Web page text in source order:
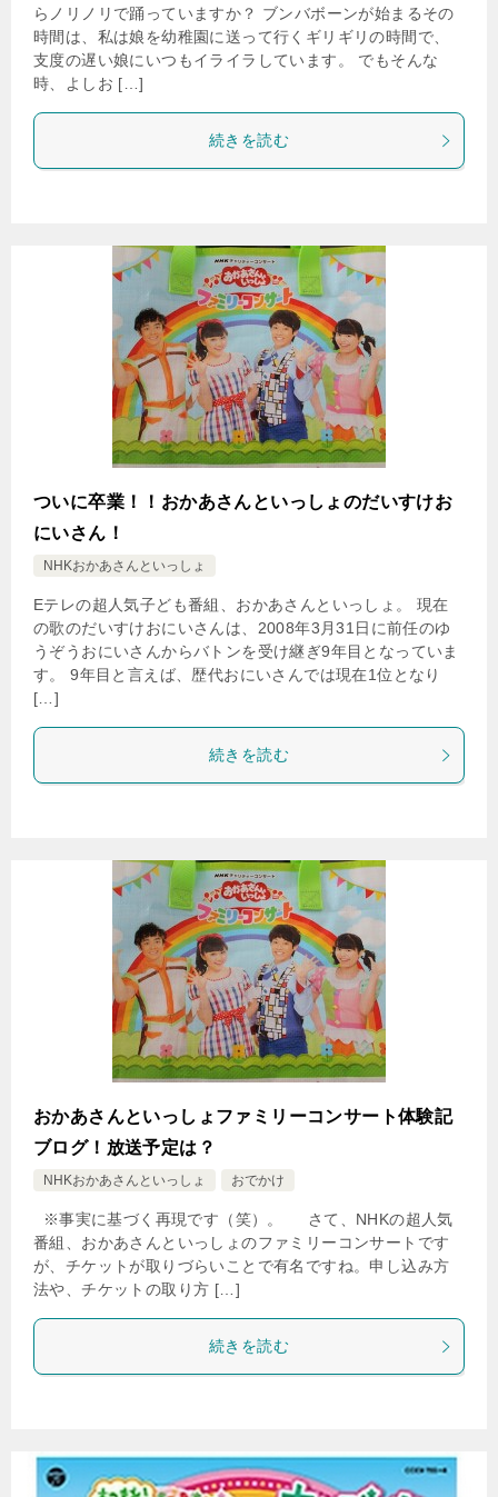
らノリノリで踊っていますか？ ブンバボーンが始まるその
時間は、私は娘を幼稚園に送って行くギリギリの時間で、
支度の遅い娘にいつもイライラしています。 でもそんな
時、よしお […]
続きを読む
ついに卒業！！おかあさんといっしょのだいすけお
にいさん！
NHKおかあさんといっしょ
Eテレの超人気子ども番組、おかあさんといっしょ。 現在
の歌のだいすけおにいさんは、2008年3月31日に前任のゆ
うぞうおにいさんからバトンを受け継ぎ9年目となっていま
す。 9年目と言えば、歴代おにいさんでは現在1位となり
[…]
続きを読む
おかあさんといっしょファミリーコンサート体験記
ブログ！放送予定は？
NHKおかあさんといっしょ おでかけ
※事実に基づく再現です（笑）。 さて、NHKの超人気
番組、おかあさんといっしょのファミリーコンサートです
が、チケットが取りづらいことで有名ですね。申し込み方
法や、チケットの取り方 […]
続きを読む